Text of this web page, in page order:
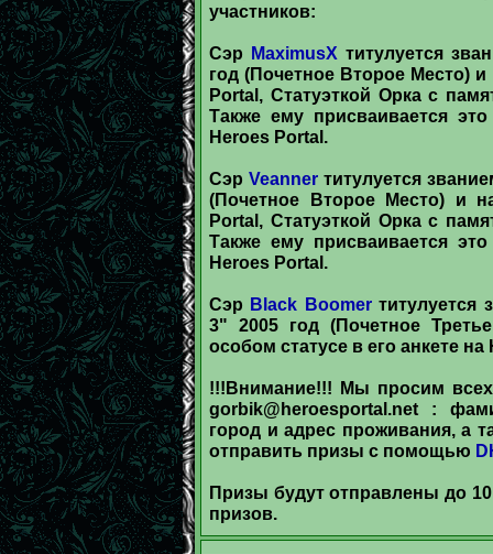
участников:
Сэр MaximusX титулуется
год (Почетное Второе Место)
Portal, Статуэткой Орка с
Также ему присваивается
Heroes Portal.
СэрVeanner титулуется
(Почетное Второе Место) и
Portal, Статуэткой Орка с
Также ему присваивается
Heroes Portal.
Сэр Black Boomerтитулуется
3" 2005 год (Почетное
особом статусе в его анкете на
!!!Внимание!!! Мы просим
gorbik@heroesportal.net :
город и адрес проживания, а
отправить призы с помощью
Призы будут отправлены до 10
призов.